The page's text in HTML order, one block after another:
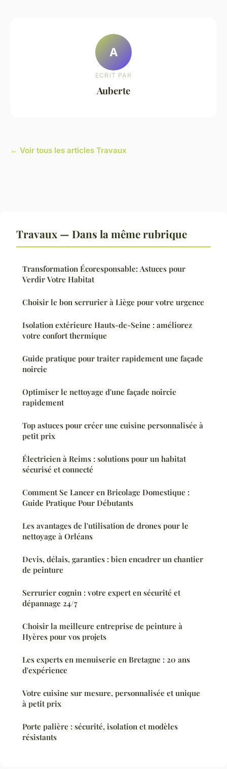
A
ECRIT PAR
Auberte
← Voir tous les articles Travaux
Travaux — Dans la même rubrique
Transformation Écoresponsable: Astuces pour
Verdir Votre Habitat
Choisir le bon serrurier à Liège pour votre urgence
Isolation extérieure Hauts-de-Seine : améliorez
votre confort thermique
Guide pratique pour traiter rapidement une façade
noircie
Optimiser le nettoyage d'une façade noircie
rapidement
Top astuces pour créer une cuisine personnalisée à
petit prix
Électricien à Reims : solutions pour un habitat
sécurisé et connecté
Comment Se Lancer en Bricolage Domestique :
Guide Pratique Pour Débutants
Les avantages de l'utilisation de drones pour le
nettoyage à Orléans
Devis, délais, garanties : bien encadrer un chantier
de peinture
Serrurier cognin : votre expert en sécurité et
dépannage 24/7
Choisir la meilleure entreprise de peinture à
Hyères pour vos projets
Les experts en menuiserie en Bretagne : 20 ans
d'expérience
Votre cuisine sur mesure, personnalisée et unique
à petit prix
Porte palière : sécurité, isolation et modèles
résistants